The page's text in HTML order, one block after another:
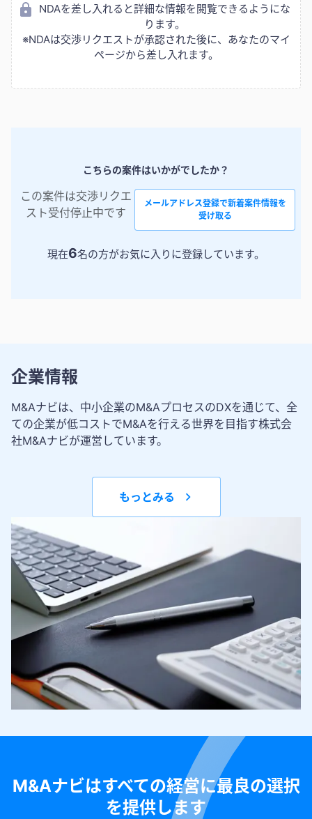
NDAを差し入れると詳細な情報を閲覧できるようにな
ります。
※NDAは交渉リクエストが承認された後に、あなたのマイ
ページから差し入れます。
こちらの案件はいかがでしたか？
この案件は交渉リクエ
スト受付停止中です
メールアドレス登録で新着案件情報を
受け取る
現在6名の方がお気に入りに登録しています。
企業情報
M&Aナビは、中小企業のM&AプロセスのDXを通じて、全
ての企業が低コストでM&Aを行える世界を目指す株式会
社M&Aナビが運営しています。
もっとみる
M&Aナビはすべての経営に最良の選択
を提供します